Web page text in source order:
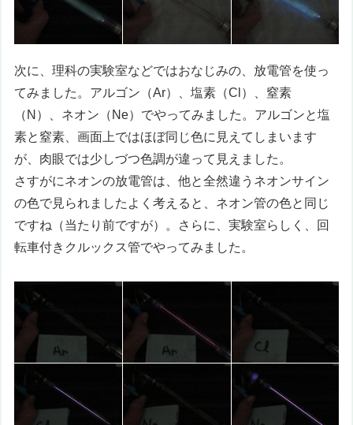
次に、理科の実験室などではおなじみの、放電管を使っ
てみました。アルゴン（Ar）、塩素（Cl）、窒素
（N）、ネオン（Ne）でやってみました。アルゴンと塩
素と窒素、画面上ではほぼ同じ色に見えてしまいます
が、肉眼では少しづつ色調が違って見えました。
さすがにネオンの放電管は、他と全然違うネオンサイン
の色で見られましたよく考えると、ネオン管の色と同じ
ですね（当たり前ですが）。さらに、実験室らしく、回
転車付きクルックス管でやってみました。